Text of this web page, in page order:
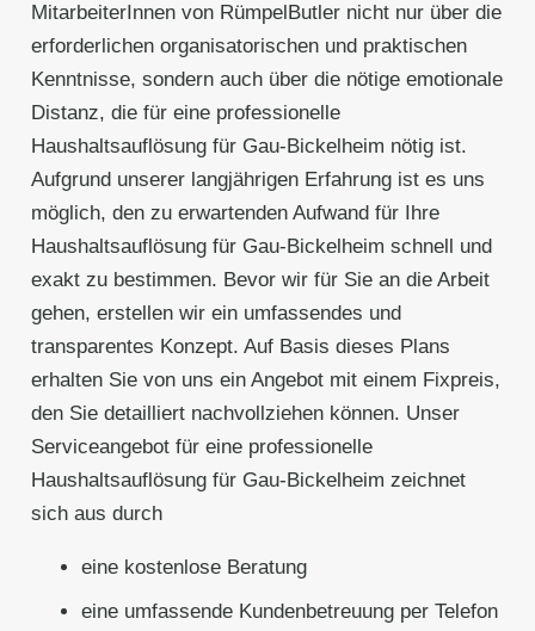
MitarbeiterInnen von RümpelButler nicht nur über die
erforderlichen organisatorischen und praktischen
Kenntnisse, sondern auch über die nötige emotionale
Distanz, die für eine professionelle
Haushaltsauflösung für Gau-Bickelheim nötig ist.
Aufgrund unserer langjährigen Erfahrung ist es uns
möglich, den zu erwartenden Aufwand für Ihre
Haushaltsauflösung für Gau-Bickelheim schnell und
exakt zu bestimmen. Bevor wir für Sie an die Arbeit
gehen, erstellen wir ein umfassendes und
transparentes Konzept. Auf Basis dieses Plans
erhalten Sie von uns ein Angebot mit einem Fixpreis,
den Sie detailliert nachvollziehen können. Unser
Serviceangebot für eine professionelle
Haushaltsauflösung für Gau-Bickelheim zeichnet
sich aus durch
eine kostenlose Beratung
eine umfassende Kundenbetreuung per Telefon